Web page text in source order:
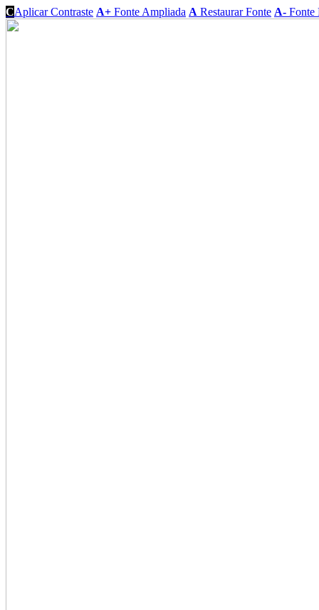
CAplicar Contraste A+ Fonte Ampliada A Restaurar Fonte A- Fonte